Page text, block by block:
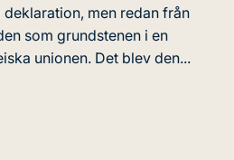
men redan från
som grundstenen i en
unionen. Det blev den...